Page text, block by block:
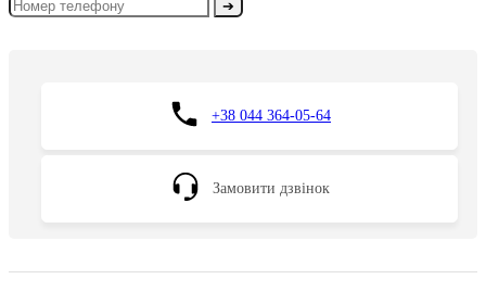
➔
+38 044 364-05-64
Замовити дзвінок